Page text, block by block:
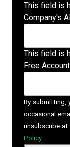
This field is
Company's
This field is
Free
By submitting,
occasional
unsubscribe at
Policy.